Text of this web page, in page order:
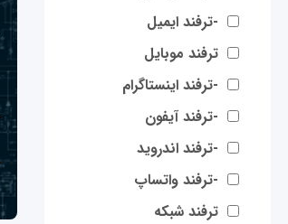
-ترفند ایمیل
ترفند موبایل
-ترفند اینستاگرام
-ترفند آیفون
-ترفند اندروید
-ترفند واتساپ
ترفند شبکه